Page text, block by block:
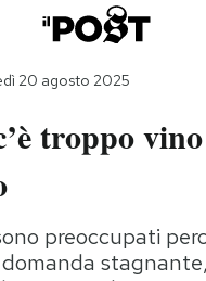
Auto
Storie/Idee
20 agosto 2025
troppo vino
preoccupati